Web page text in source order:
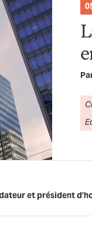
et président